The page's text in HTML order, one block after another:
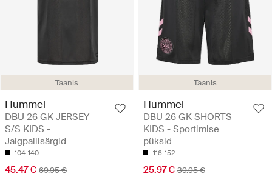
Taanis
Hummel
DBU 26 GK JERSEY
S/S KIDS -
Jalgpallisärgid
104 140
45.47 € 69.95 €
Taanis
Hummel
DBU 26 GK SHORTS
KIDS - Sportimise
püksid
116 152
25.97 € 39.95 €